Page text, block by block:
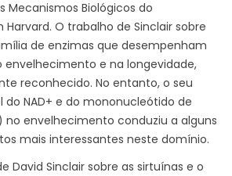
Mecanismos Biológicos do
O trabalho de Sinclair sobre
de enzimas que desempenham
envelhecimento e na longevidade,
reconhecido. No entanto, o seu
do NAD+ e do mononucleótido de
no envelhecimento conduziu a alguns
mais interessantes neste domínio.
David Sinclair sobre as sirtuínas e o